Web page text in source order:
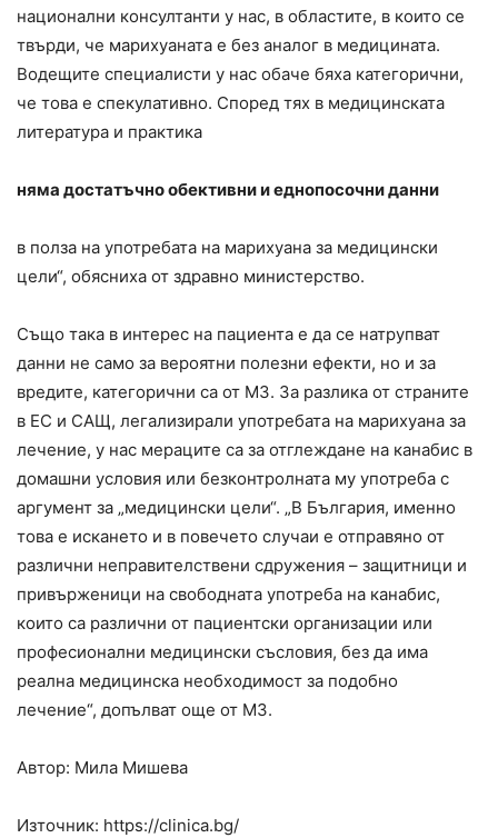
национални консултанти у нас, в областите, в които се
твърди, че марихуаната е без аналог в медицината.
Водещите специалисти у нас обаче бяха категорични,
че това е спекулативно. Според тях в медицинската
литература и практика
няма достатъчно обективни и еднопосочни данни
в полза на употребата на марихуана за медицински
цели“, обясниха от здравно министерство.
Също така в интерес на пациента е да се натрупват
данни не само за вероятни полезни ефекти, но и за
вредите, категорични са от МЗ. За разлика от страните
в ЕС и САЩ, легализирали употребата на марихуана за
лечение, у нас мераците са за отглеждане на канабис в
домашни условия или безконтролната му употреба с
аргумент за „медицински цели“. „В България, именно
това е искането и в повечето случаи е отправяно от
различни неправителствени сдружения – защитници и
привърженици на свободната употреба на канабис,
които са различни от пациентски организации или
професионални медицински съсловия, без да има
реална медицинска необходимост за подобно
лечение“, допълват още от МЗ.
Автор: Мила Мишева
Източник: https://clinica.bg/